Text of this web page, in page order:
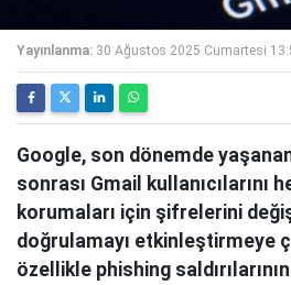
Yayınlanma: 30 Ağustos 2025 Cumartesi
Google, son dönemde
sonrası Gmail kullanıcılarını
korumaları için şifrelerini
doğrulamayı etkinleştirmeye
özellikle phishing